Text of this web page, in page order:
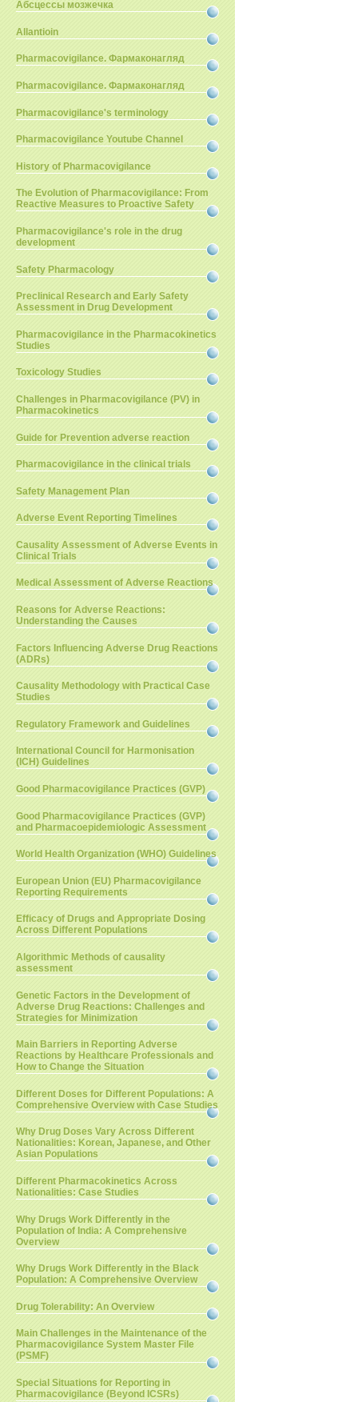
Абсцессы мозжечка
Allantioin
Pharmacovigilance. Фармаконагляд
Pharmacovigilance. Фармаконагляд
Pharmacovigilance's terminology
Pharmacovigilance Youtube Channel
History of Pharmacovigilance
The Evolution of Pharmacovigilance: From
Reactive Measures to Proactive Safety
Pharmacovigilance's role in the drug
development
Safety Pharmacology
Preclinical Research and Early Safety
Assessment in Drug Development
Pharmacovigilance in the Pharmacokinetics
Studies
Toxicology Studies
Challenges in Pharmacovigilance (PV) in
Pharmacokinetics
Guide for Prevention adverse reaction
Pharmacovigilance in the clinical trials
Safety Management Plan
Adverse Event Reporting Timelines
Causality Assessment of Adverse Events in
Clinical Trials
Medical Assessment of Adverse Reactions
Reasons for Adverse Reactions:
Understanding the Causes
Factors Influencing Adverse Drug Reactions
(ADRs)
Causality Methodology with Practical Case
Studies
Regulatory Framework and Guidelines
International Council for Harmonisation
(ICH) Guidelines
Good Pharmacovigilance Practices (GVP)
Good Pharmacovigilance Practices (GVP)
and Pharmacoepidemiologic Assessment
World Health Organization (WHO) Guidelines
European Union (EU) Pharmacovigilance
Reporting Requirements
Efficacy of Drugs and Appropriate Dosing
Across Different Populations
Algorithmic Methods of causality
assessment
Genetic Factors in the Development of
Adverse Drug Reactions: Challenges and
Strategies for Minimization
Main Barriers in Reporting Adverse
Reactions by Healthcare Professionals and
How to Change the Situation
Different Doses for Different Populations: A
Comprehensive Overview with Case Studies
Why Drug Doses Vary Across Different
Nationalities: Korean, Japanese, and Other
Asian Populations
Different Pharmacokinetics Across
Nationalities: Case Studies
Why Drugs Work Differently in the
Population of India: A Comprehensive
Overview
Why Drugs Work Differently in the Black
Population: A Comprehensive Overview
Drug Tolerability: An Overview
Main Challenges in the Maintenance of the
Pharmacovigilance System Master File
(PSMF)
Special Situations for Reporting in
Pharmacovigilance (Beyond ICSRs)